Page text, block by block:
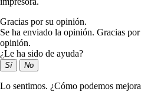
Gracias por su opinión.
Se ha enviado la opinión. Gracias
opinión.
¿Le ha sido de ayuda?
Sí No
Lo sentimos. ¿Cómo podemos